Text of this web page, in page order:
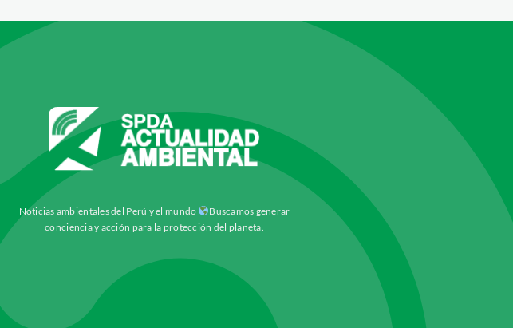
Noticias ambientales del Perú y el mundo
Buscamos generar
conciencia y acción para la protección del planeta.